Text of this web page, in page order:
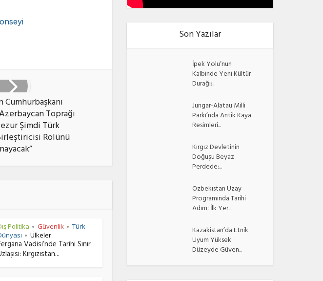
Toprağı
Şimdi Türk
Rolünü
Politika • Güvenlik • Türk
• Ülkeler
Vadisi’nde Tarihi Sınır
Kırgızistan...
Son Yazılar
İpek Yolu’nun
Kalbinde Yeni Kültür
Durağı:...
Jungar-Alatau Milli
Parkı’nda Antik Kaya
Resimleri...
Kırgız Devletinin
Doğuşu Beyaz
Perdede:...
Özbekistan Uzay
Programında Tarihi
Adım: İlk Yer...
Kazakistan’da Etnik
Uyum Yüksek
Düzeyde Güven...